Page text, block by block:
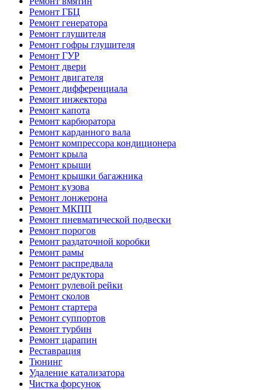
Ремонт ГБЦ
Ремонт генератора
Ремонт глушителя
Ремонт гофры глушителя
Ремонт ГУР
Ремонт двери
Ремонт двигателя
Ремонт дифференциала
Ремонт инжектора
Ремонт капота
Ремонт карбюратора
Ремонт карданного вала
Ремонт компрессора кондиционера
Ремонт крыла
Ремонт крыши
Ремонт крышки багажника
Ремонт кузова
Ремонт лонжерона
Ремонт МКПП
Ремонт пневматической подвески
Ремонт порогов
Ремонт раздаточной коробки
Ремонт рамы
Ремонт распредвала
Ремонт редуктора
Ремонт рулевой рейки
Ремонт сколов
Ремонт стартера
Ремонт суппортов
Ремонт турбин
Ремонт царапин
Реставрация
Тюнинг
Удаление катализатора
Чистка форсунок